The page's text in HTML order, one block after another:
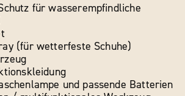
für wasserempfindliche
(für wetterfeste Schuhe)
und passende Batterien